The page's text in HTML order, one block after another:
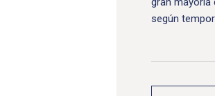
según